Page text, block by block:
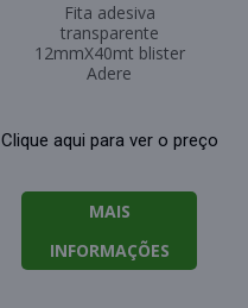
Fita adesiva
transparente
12mmX40mt blister
Adere
Clique aqui para ver o preço
MAIS
INFORMAÇÕES